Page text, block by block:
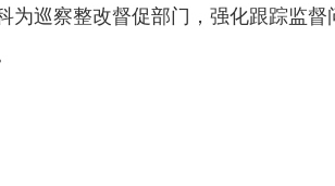
巡察整改督促部门，强化跟踪监